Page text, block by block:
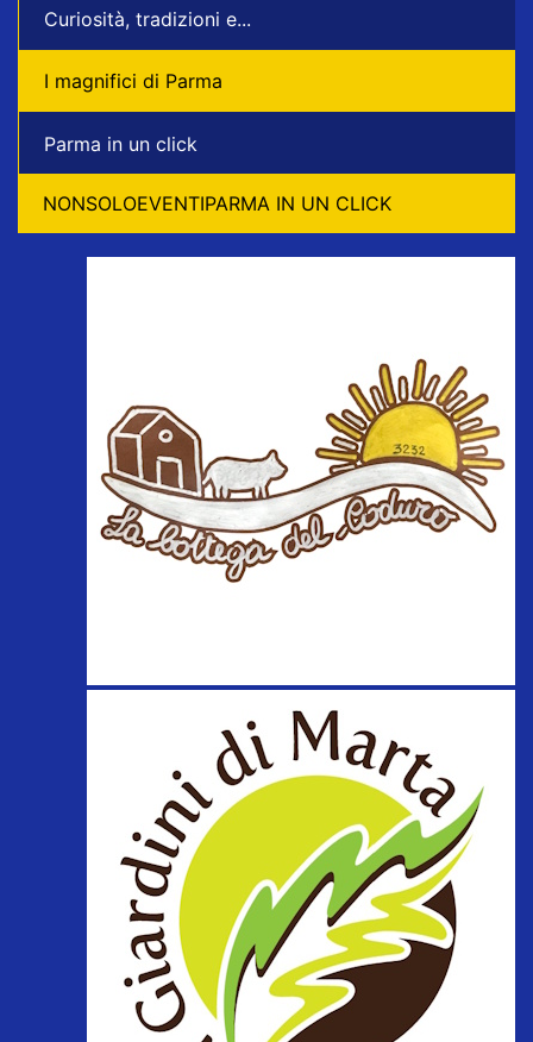
Curiosità, tradizioni e...
I magnifici di Parma
Parma in un click
NONSOLOEVENTIPARMA IN UN CLICK